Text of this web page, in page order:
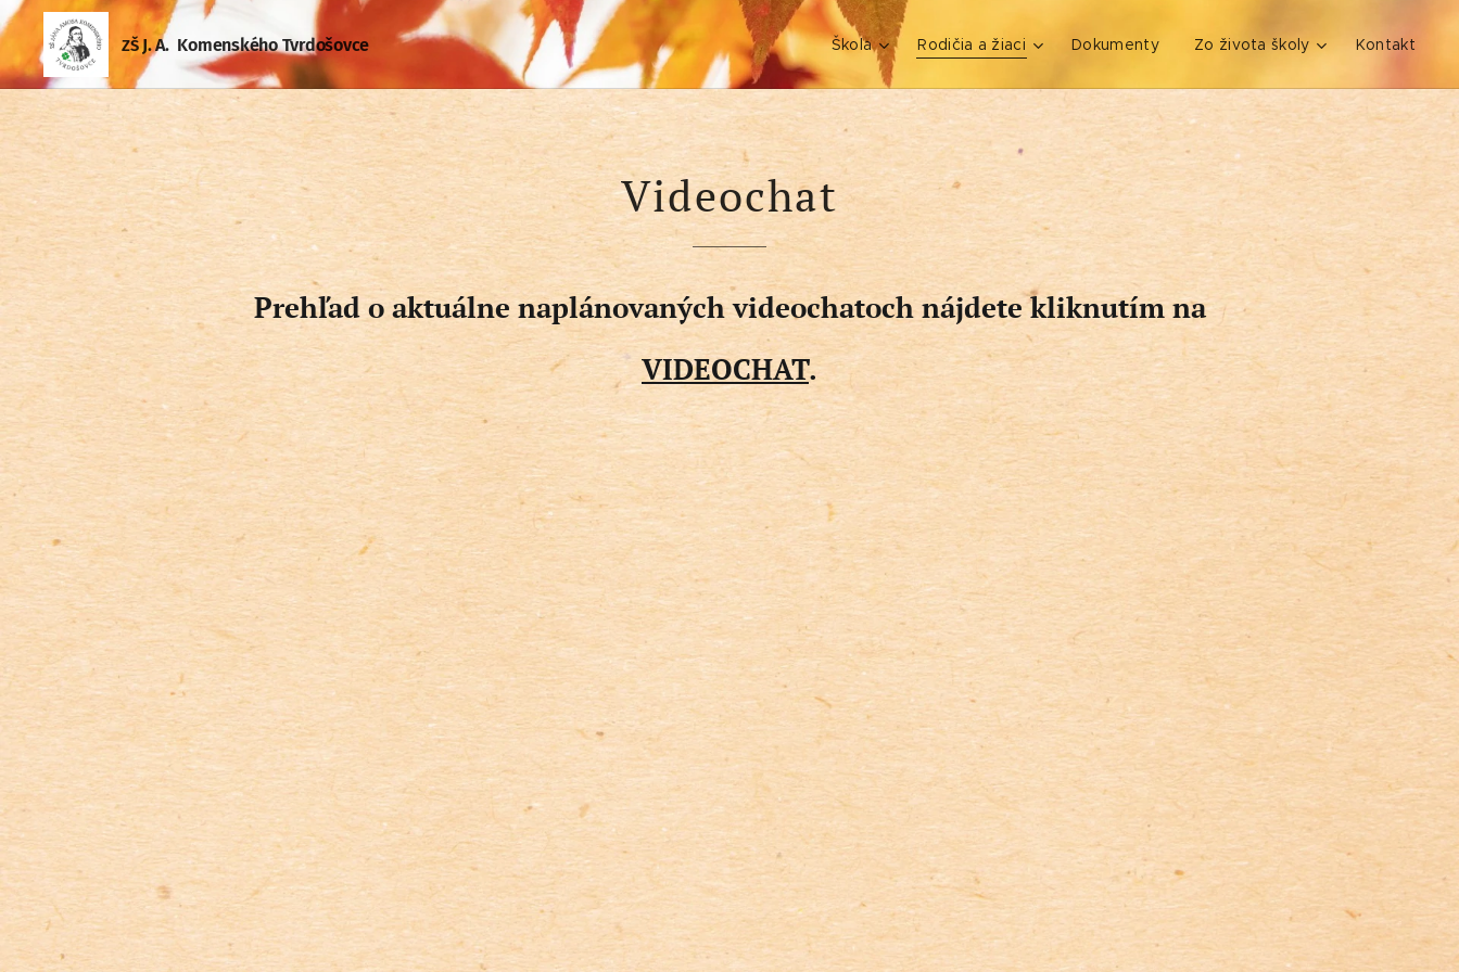
ZŠJ. A. Komenského Tvrdošovce Škola Rodičia a žiaci Dokumenty Zo života školy Kontakt
Videochat
Prehľad o aktuálne naplánovaných videochatoch nájdete kliknutím na
VIDEOCHAT.